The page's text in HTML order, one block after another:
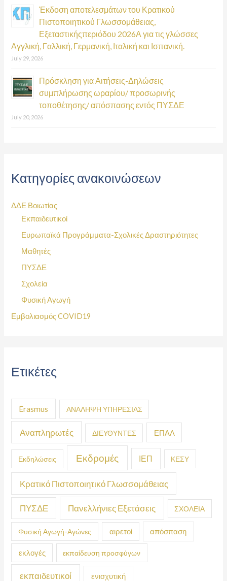
Έκδοση αποτελεσμάτων του Κρατικού
Πιστοποιητικού Γλωσσομάθειας,
Εξεταστικήςπεριόδου 2026Α για τις γλώσσες
Αγγλική, Γαλλική, Γερμανική, Ιταλική και Ισπανική.
July 29, 2026
Πρόσκληση για Αιτήσεις-Δηλώσεις
συμπλήρωσης ωραρίου/ προσωρινής
τοποθέτησης/ απόσπασης εντός ΠΥΣΔΕ
July 20, 2026
Κατηγορίες ανακοινώσεων
ΔΔΕ Βοιωτίας
Εκπαιδευτικοί
Ευρωπαϊκά Προγράμματα-Σχολικές Δραστηριότητες
Μαθητές
ΠΥΣΔΕ
Σχολεία
Φυσική Αγωγή
Εμβολιασμός COVID19
Ετικέτες
Erasmus ΑΝΑΛΗΨΗ ΥΠΗΡΕΣΙΑΣ
Αναπληρωτές ΔΙΕΥΘΥΝΤΕΣ ΕΠΑΛ
Εκδηλώσεις Εκδρομές ΙΕΠ ΚΕΣΥ
Κρατικό Πιστοποιητικό Γλωσσομάθειας
ΠΥΣΔΕ Πανελλήνιες Εξετάσεις ΣΧΟΛΕΙΑ
Φυσική Αγωγή-Αγώνες αιρετοί απόσπαση
εκλογές εκπαίδευση προσφύγων
εκπαιδευτικοί ενισχυτική